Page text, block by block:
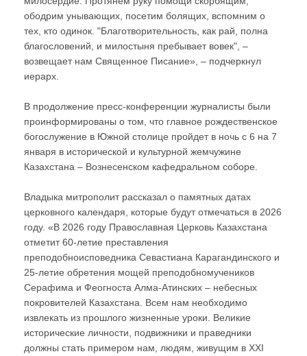
ободрим унывающих, посетим болящих, вспомним о
тех, кто одинок. "Благотворительность, как рай, полна
благословений, и милостыня пребывает вовек", –
возвещает нам Священное Писание», – подчеркнул
иерарх.
В продолжение пресс-конференции журналисты были
проинформированы о том, что главное рождественское
богослужение в Южной столице пройдет в ночь с 6 на 7
января в исторической и культурной жемчужине
Казахстана – Вознесенском кафедральном соборе.
Владыка митрополит рассказал о памятных датах
церковного календаря, которые будут отмечаться в 2026
году. «В 2026 году Православная Церковь Казахстана
отметит 60-летие преставления
преподобноисповедника Севастиана Карагандинского и
25-летие обретения мощей преподобномучеников
Серафима и Феогноста Алма-Атинских – небесных
покровителей Казахстана. Всем нам необходимо
извлекать из прошлого жизненные уроки. Великие
исторические личности, подвижники и праведники
должны стать примером нам, людям, живущим в ХХI